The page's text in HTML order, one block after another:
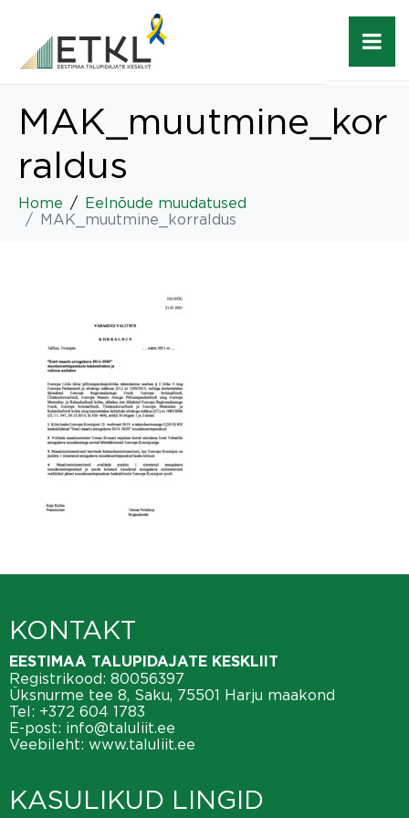
MAK_muutmine_kor
raldus
Home
Eelnõude muudatused
MAK_muutmine_korraldus
KONTAKT
EESTIMAA TALUPIDAJATE KESKLIIT
Registrikood: 80056397
Üksnurme tee 8, Saku, 75501 Harju maakond
Tel: +372 604 1783
E-post: info@taluliit.ee
Veebileht: www.taluliit.ee
KASULIKUD LINGID